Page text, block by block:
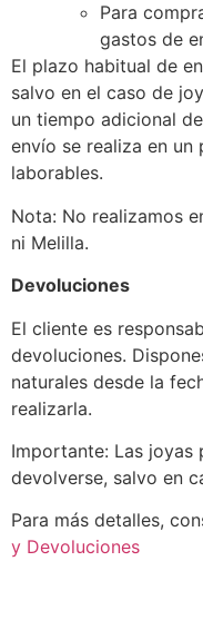
Para
gastos de
El plazo habitual de
salvo en el caso de
un tiempo adicional
envío se realiza en un
laborables.
Nota: No realizamos
ni Melilla.
Devoluciones
El cliente es
devoluciones.
naturales desde la
realizarla.
Importante: Las joyas
devolverse, salvo en
Para más detalles,
y Devoluciones